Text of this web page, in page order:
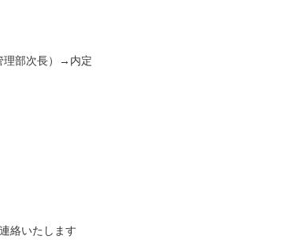
理部次長）→内定
絡いたします